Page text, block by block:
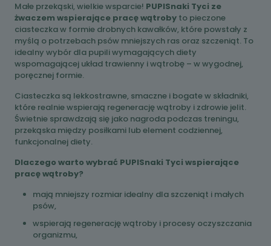
Małe przekąski, wielkie wsparcie! PUPISnaki Tyci ze
żwaczem wspierające pracę wątroby to pieczone
ciasteczka w formie drobnych kawałków, które powstały z
myślą o potrzebach psów mniejszych ras oraz szczeniąt. To
idealny wybór dla pupili wymagających diety
wspomagającej układ trawienny i wątrobę – w wygodnej,
poręcznej formie.
Ciasteczka są lekkostrawne, smaczne i bogate w składniki,
które realnie wspierają regenerację wątroby i zdrowie jelit.
Świetnie sprawdzają się jako nagroda podczas treningu,
przekąska między posiłkami lub element codziennej,
funkcjonalnej diety.
Dlaczego warto wybrać PUPISnaki Tyci wspierające
pracę wątroby?
mają mniejszy rozmiar idealny dla szczeniąt i małych
psów,
wspierają regenerację wątroby i procesy oczyszczania
organizmu,